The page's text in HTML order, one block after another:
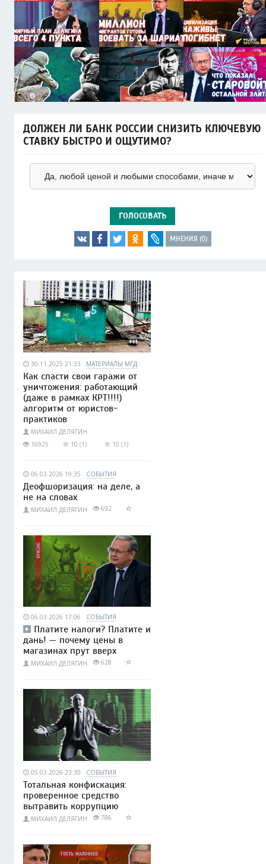
ДОЛЖЕН ЛИ БАНК РОССИИ СНИЗИТЬ КЛЮЧЕВУЮ
СТАВКУ БЫСТРО И ОЩУТИМО?
ГОЛОСОВАТЬ
МНЕНИЯ (0)
30.11.2025 21:33 МАТЕРИАЛЫ МГД
Как спасти свои гаражи от
уничтожения: работающий
(даже в рамках КРТ!!!!)
алгоритм от юристов-
практиков
МИХАИЛ ДЕЛЯГИН
16925
10 (1) 10 (1)
06.03.2026 19:35 СОБЫТИЯ
Деофшоризация: на деле, а
не на словах
МИХАИЛ ДЕЛЯГИН 692
06.03.2026 17:06 СОБЫТИЯ
Платите налоги? Платите и
дань! — почему цены в
магазинах прут вверх
МИХАИЛ ДЕЛЯГИН 628
05.03.2026 23:30 СОБЫТИЯ
Тотальная конфискация:
проверенное средство
вытравить коррупцию
МИХАИЛ ДЕЛЯГИН 786